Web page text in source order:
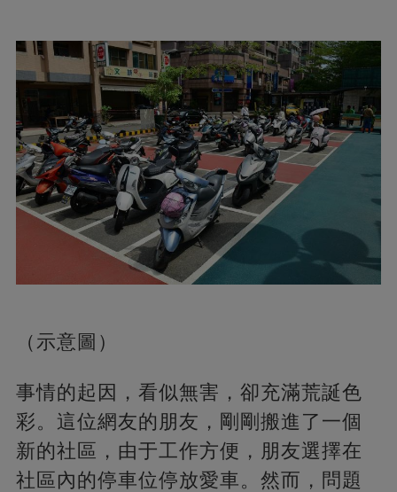
（示意圖）
事情的起因，看似無害，卻充滿荒誕色
彩。這位網友的朋友，剛剛搬進了一個
新的社區，由于工作方便，朋友選擇在
社區內的停車位停放愛車。然而，問題